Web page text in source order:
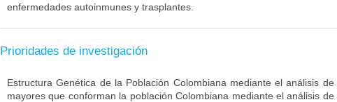
enfermedades autoinmunes y trasplantes.
Prioridades de investigación
Estructura Genética de la Población Colombiana mediante el análisis
mayores que conforman la población Colombiana mediante el análisis de